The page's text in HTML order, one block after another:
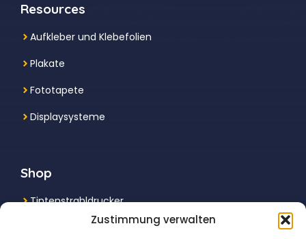
Zustimmung verwalten
Resources
Aufkleber und Klebefolien
Plakate
Fototapete
Displaysysteme
Shop
Tintenstrahldrucker
Multifunktionsdrucker